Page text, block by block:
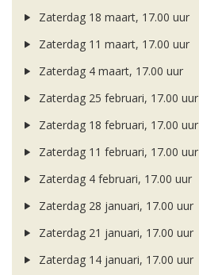
Zaterdag 18 maart, 17.00 uur
Zaterdag 11 maart, 17.00 uur
Zaterdag 4 maart, 17.00 uur
Zaterdag 25 februari, 17.00 uur
Zaterdag 18 februari, 17.00 uur
Zaterdag 11 februari, 17.00 uur
Zaterdag 4 februari, 17.00 uur
Zaterdag 28 januari, 17.00 uur
Zaterdag 21 januari, 17.00 uur
Zaterdag 14 januari, 17.00 uur